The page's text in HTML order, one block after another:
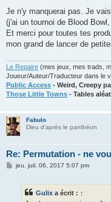
s
a
g
Je n'y manquerai pas. Je
(j'ai un tournoi de Blood
Et merci pour toutes tes
mon grand de lancer de
Le Repaire (mes jeux, mes trads,
Joueur/Auteur/Traducteur dans le
Public Access - Weird, Creepy
Those Little Towns - Tables
Fabulo
Dieu d'après le panthéon
Re: Permutation - ne
Mjeu. juil. 06, 2017 5:07 pm
Gulix a écrit : ↑